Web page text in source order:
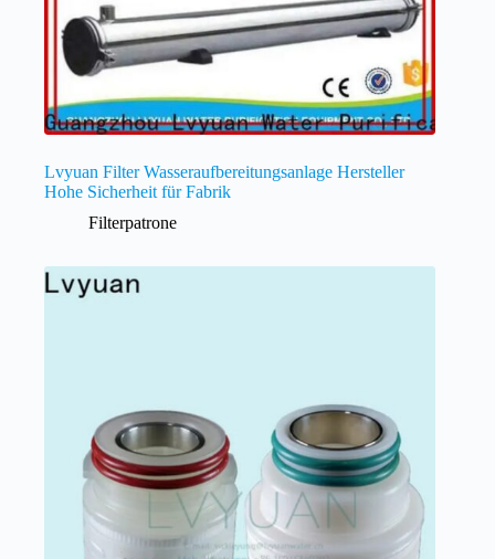
Lvyuan Filter Wasseraufbereitungsanlage Hersteller
Hohe Sicherheit für Fabrik
Filterpatrone